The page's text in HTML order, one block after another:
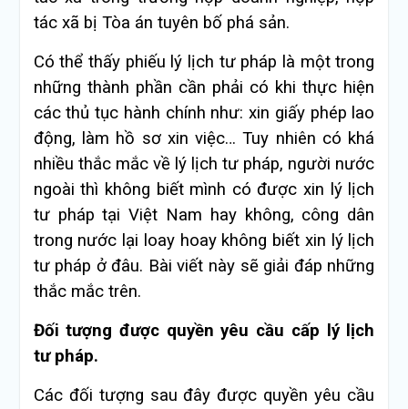
tác xã bị Tòa án tuyên bố phá sản.
Có thể thấy phiếu lý lịch tư pháp là một trong
những thành phần cần phải có khi thực hiện
các thủ tục hành chính như: xin giấy phép lao
động, làm hồ sơ xin việc… Tuy nhiên có khá
nhiều thắc mắc về lý lịch tư pháp, người nước
ngoài thì không biết mình có được xin lý lịch
tư pháp tại Việt Nam hay không, công dân
trong nước lại loay hoay không biết xin lý lịch
tư pháp ở đâu. Bài viết này sẽ giải đáp những
thắc mắc trên.
Đối tượng được quyền yêu cầu cấp lý lịch
tư pháp.
Các đối tượng sau đây được quyền yêu cầu